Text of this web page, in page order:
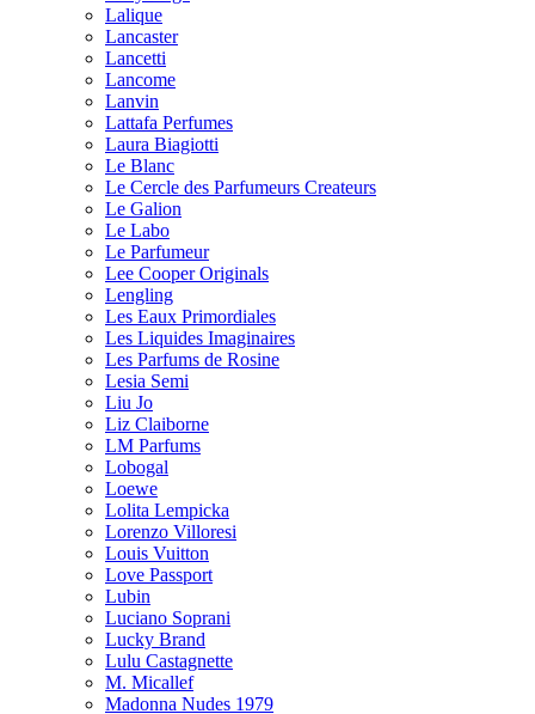
Lalique
Lancaster
Lancetti
Lancome
Lanvin
Lattafa Perfumes
Laura Biagiotti
Le Blanc
Le Cercle des Parfumeurs Createurs
Le Galion
Le Labo
Le Parfumeur
Lee Cooper Originals
Lengling
Les Eaux Primordiales
Les Liquides Imaginaires
Les Parfums de Rosine
Lesia Semi
Liu Jo
Liz Claiborne
LM Parfums
Lobogal
Loewe
Lolita Lempicka
Lorenzo Villoresi
Louis Vuitton
Love Passport
Lubin
Luciano Soprani
Lucky Brand
Lulu Castagnette
M. Micallef
Madonna Nudes 1979